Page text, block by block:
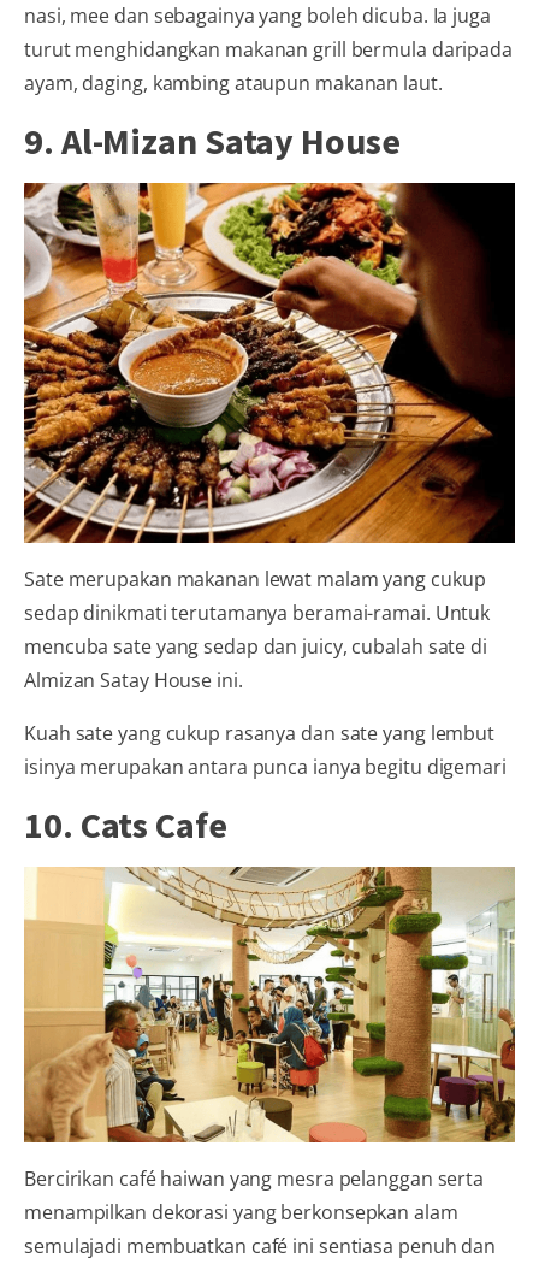
nasi, mee dan sebagainya yang boleh dicuba. Ia juga
turut menghidangkan makanan grill bermula daripada
ayam, daging, kambing ataupun makanan laut.
9. Al-Mizan Satay House
Sate merupakan makanan lewat malam yang cukup
sedap dinikmati terutamanya beramai-ramai. Untuk
mencuba sate yang sedap dan juicy, cubalah sate di
Almizan Satay House ini.
Kuah sate yang cukup rasanya dan sate yang lembut
isinya merupakan antara punca ianya begitu digemari
10. Cats Cafe
Bercirikan café haiwan yang mesra pelanggan serta
menampilkan dekorasi yang berkonsepkan alam
semulajadi membuatkan café ini sentiasa penuh dan